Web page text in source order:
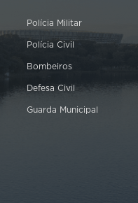
Polícia Militar
Polícia Civil
Bombeiros
Defesa Civil
Guarda Municipal